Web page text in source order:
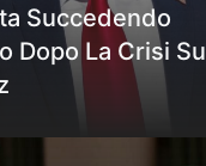
Succedendo
Dopo La Crisi Su